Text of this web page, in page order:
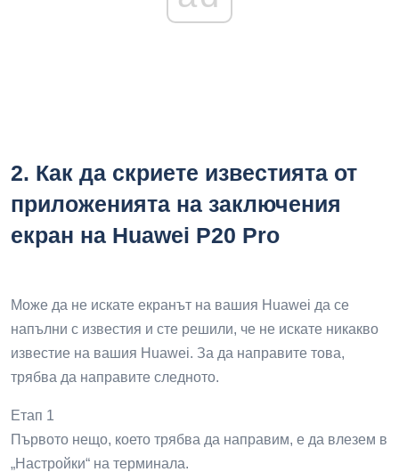
2. Как да скриете известията от
приложенията на заключения
екран на Huawei P20 Pro
Може да не искате екранът на вашия Huawei да се
напълни с известия и сте решили, че не искате никакво
известие на вашия Huawei. За да направите това,
трябва да направите следното.
Етап 1
Първото нещо, което трябва да направим, е да влезем в
„Настройки“ на терминала.